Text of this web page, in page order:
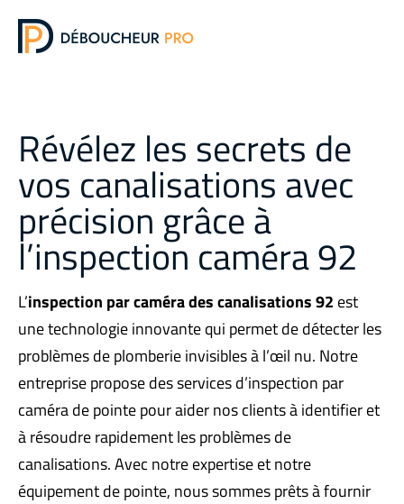
Révélez les secrets de
vos canalisations avec
précision grâce à
l’inspection caméra 92
L’inspection par caméra des canalisations 92 est
une technologie innovante qui permet de détecter les
problèmes de plomberie invisibles à l’œil nu. Notre
entreprise propose des services d’inspection par
caméra de pointe pour aider nos clients à identifier et
à résoudre rapidement les problèmes de
canalisations. Avec notre expertise et notre
équipement de pointe, nous sommes prêts à fournir